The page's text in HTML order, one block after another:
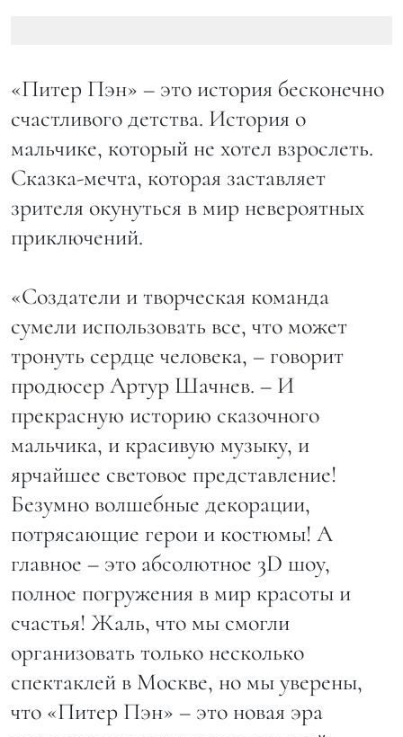
«Питер Пэн» – это история бесконечно
счастливого детства. История о
мальчике, который не хотел взрослеть.
Сказка-мечта, которая заставляет
зрителя окунуться в мир невероятных
приключений.
«Создатели и творческая команда
сумели использовать все, что может
тронуть сердце человека, – говорит
продюсер Артур Шачнев. – И
прекрасную историю сказочного
мальчика, и красивую музыку, и
ярчайшее световое представление!
Безумно волшебные декорации,
потрясающие герои и костюмы! А
главное – это абсолютное 3D шоу,
полное погружения в мир красоты и
счастья! Жаль, что мы смогли
организовать только несколько
спектаклей в Москве, но мы уверены,
что «Питер Пэн» – это новая эра